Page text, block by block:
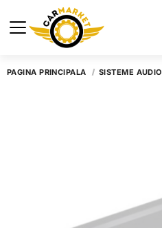
PAGINA PRINCIPALĂ SISTEME AUDIO